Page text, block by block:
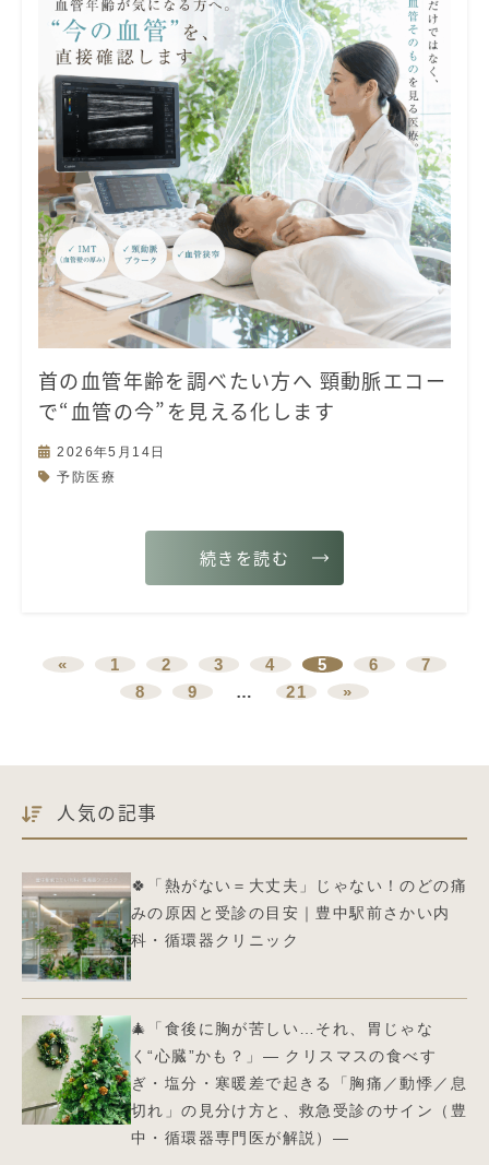
首の血管年齢を調べたい方へ 頸動脈エコー
で“血管の今”を見える化します
2026年5月14日
予防医療
続きを読む
« 1 2 3 4 5 6
7
8
9 … 21 »
人気の記事
🍀「熱がない＝大丈夫」じゃない！のどの痛
みの原因と受診の目安｜豊中駅前さかい内
科・循環器クリニック
🎄「食後に胸が苦しい…それ、胃じゃな
く“心臓”かも？」― クリスマスの食べす
ぎ・塩分・寒暖差で起きる「胸痛／動悸／息
切れ」の見分け方と、救急受診のサイン（豊
中・循環器専門医が解説）—